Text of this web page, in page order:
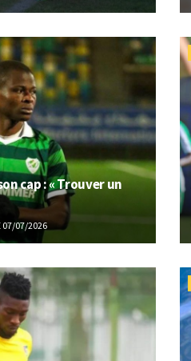
cap : « Trouver un
07/07/2026